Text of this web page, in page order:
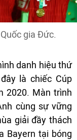
gia Đức.
danh hiệu thứ
là chiếc Cúp
2020. Màn trình
cùng sự vững
giải đầy thách
Bayern tại bóng